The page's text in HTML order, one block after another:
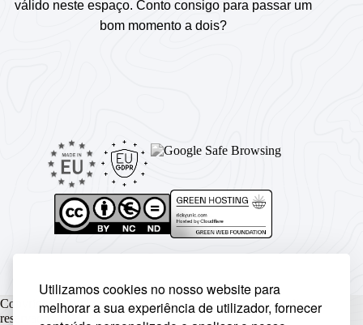
Utilizamos cookies no nosso website para
melhorar a sua experiência de utilizador, fornecer
válido neste espaço. Conto consigo para passar um
bom momento a dois?
Copyright © Rickyunic World® 2004 - 2026 | Todos os direitos
reservados.